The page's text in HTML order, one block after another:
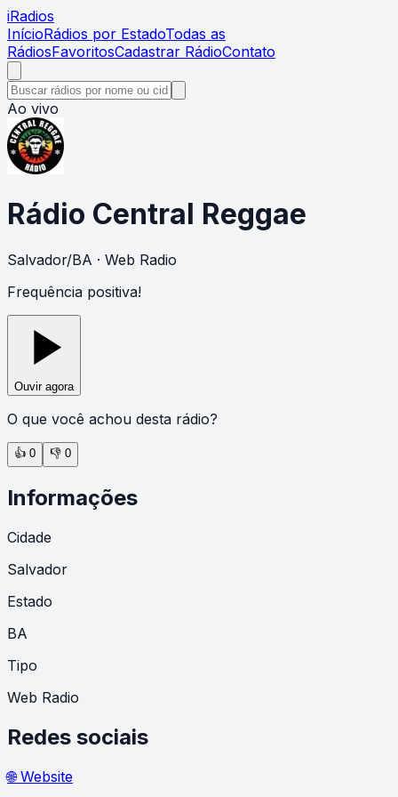
iRadios
InícioRádios por EstadoTodas as
RádiosFavoritosCadastrar RádioContato
Ao vivo
Rádio Central Reggae
Salvador/BA · Web Radio
Frequência positiva!
Ouvir agora
O que você achou desta rádio?
👍 0 👎 0
Informações
Cidade
Salvador
Estado
BA
Tipo
Web Radio
Redes sociais
🌐 Website